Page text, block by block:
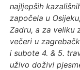
najljepših
započela u
Zadru, a za veliku
večeri u
i subote 4. & 5.
uživo doživi